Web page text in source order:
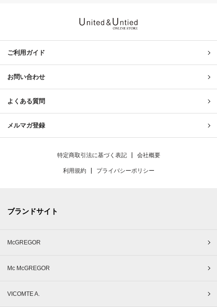
ご利用ガイド
お問い合わせ
よくある質問
メルマガ登録
特定商取引法に基づく表記 会社概要
利用規約 プライバシーポリシー
ブランドサイト
McGREGOR
Mc McGREGOR
VICOMTE A.